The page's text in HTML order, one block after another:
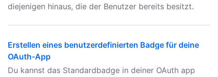
diejenigen hinaus, die der Benutzer bereits besitzt.
Erstellen eines benutzerdefinierten Badge für deine
OAuth-App
Du kannst das Standardbadge in deiner OAuth app